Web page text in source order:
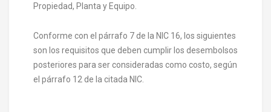
Propiedad, Planta y Equipo.
Conforme con el párrafo 7 de la NIC 16, los siguientes
son los requisitos que deben cumplir los desembolsos
posteriores para ser consideradas como costo, según
el párrafo 12 de la citada NIC.